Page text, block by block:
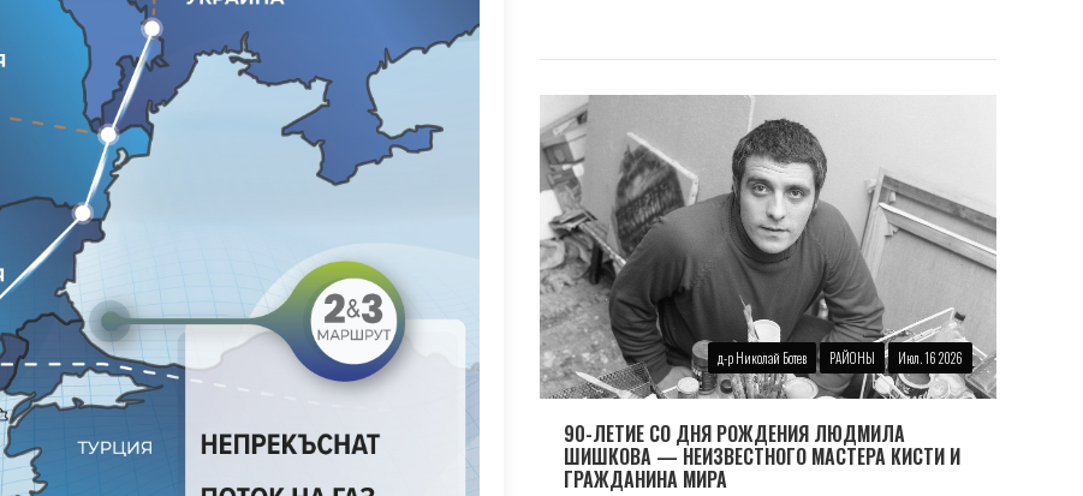
д-р Николай Ботев РАЙОНЫ Июл. 16 2026
90-ЛЕТИЕ СО ДНЯ РОЖДЕНИЯ ЛЮДМИЛА
ШИШКОВА — НЕИЗВЕСТНОГО МАСТЕРА КИСТИ И
ГРАЖДАНИНА МИРА